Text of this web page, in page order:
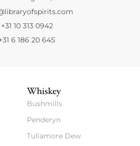
+31 10 313 0942
6 186 20 645
Whiskey
Bushmills
Penderyn
Tullamore Dew